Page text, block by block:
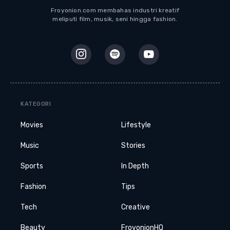
KATEGORI
Movies
Music
Sports
Fashion
Tech
Beauty
Lifestyle
Stories
In Depth
Tips
Creative
FroyonionHQ
Froyonion.com membahas industri kreatif
meliputi film, musik, seni hingga fashion.